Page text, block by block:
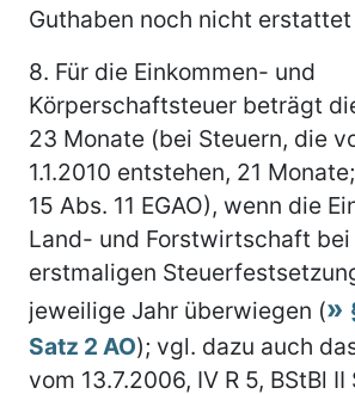
Guthaben noch nicht
8. Für die Einkommen- und
Körperschaftsteuer beträgt
23 Monate (bei Steuern, die
1.1.2010 entstehen, 21
15 Abs. 11 EGAO), wenn die
Land- und Forstwirtschaft bei
erstmaligen
jeweilige Jahr überwiegen (
Satz 2 AO); vgl. dazu auch
vom 13.7.2006, IV R 5, BStBl II